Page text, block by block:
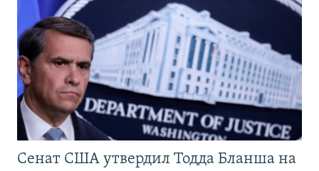
Сенат США утвердил Тодда Бланша на